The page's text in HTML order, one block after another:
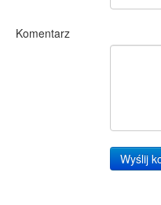
Komentarz
Wyślij